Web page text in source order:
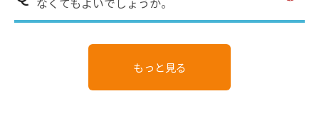
A
満タンではない場合、精算時にレンタカー会社の
のでレンタカー会社との手続きの際に事前にご確
もっと見る